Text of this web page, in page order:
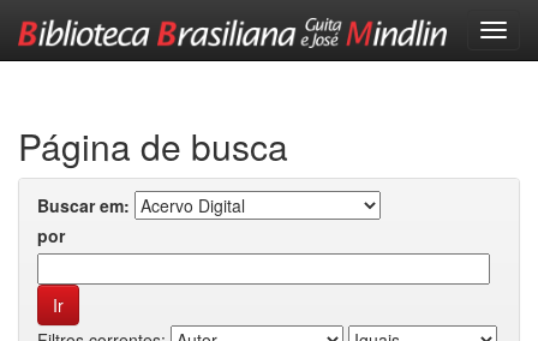
Página de busca
Buscar em:
por